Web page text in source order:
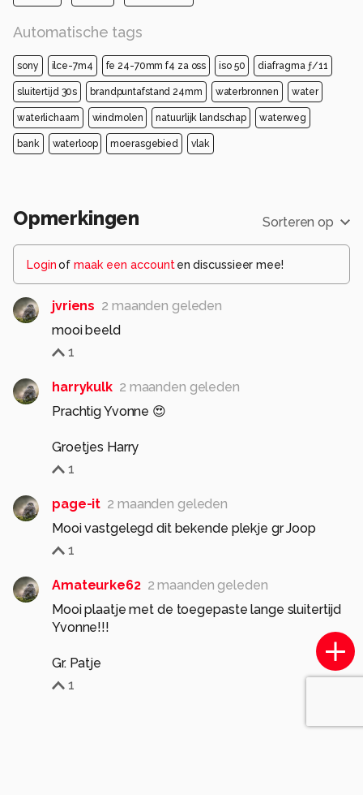
Automatische tags
sony ilce-7m4 fe 24-70mm f4 za oss iso 50 diafragma ƒ/11
sluitertijd 30s brandpuntafstand 24mm waterbronnen water
waterlichaam windmolen natuurlijk landschap waterweg
bank waterloop moerasgebied vlak
Opmerkingen Sorteren op
Loginof maak een account en discussieer mee!
jvriens 2 maanden geleden
mooi beeld
1
harrykulk 2 maanden geleden
Prachtig Yvonne 😍
Groetjes Harry
1
page-it 2 maanden geleden
Mooi vastgelegd dit bekende plekje gr Joop
1
Amateurke62 2 maanden geleden
Mooi plaatje met de toegepaste lange sluitertijd
Yvonne!!!
Gr. Patje
1